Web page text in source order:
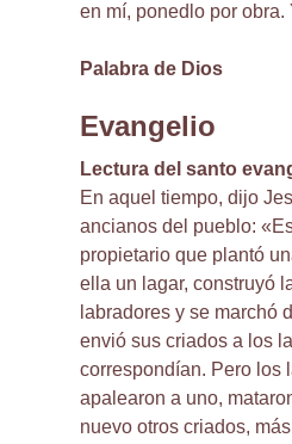
en mí, ponedlo por
Palabra de Dios
Evangelio
Lectura del santo
En aquel tiempo, dijo
ancianos del pueblo:
propietario que plantó
ella un lagar, construyó
labradores y se marchó
envió sus criados a los
correspondían. Pero los
apalearon a uno,
nuevo otros criados,